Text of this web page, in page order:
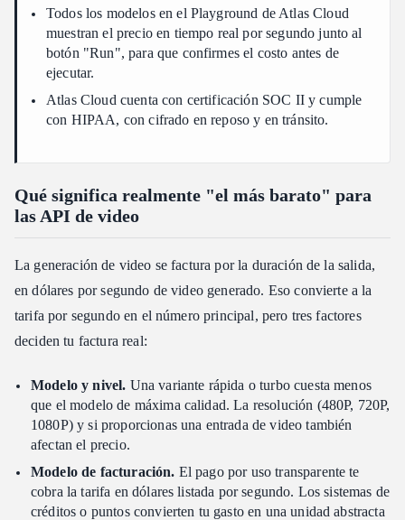
Todos los modelos en el Playground de Atlas Cloud
muestran el precio en tiempo real por segundo junto al
botón "Run", para que confirmes el costo antes de
ejecutar.
Atlas Cloud cuenta con certificación SOC II y cumple
con HIPAA, con cifrado en reposo y en tránsito.
Qué significa realmente "el más barato" para
las API de video
La generación de video se factura por la duración de la salida,
en dólares por segundo de video generado. Eso convierte a la
tarifa por segundo en el número principal, pero tres factores
deciden tu factura real:
Modelo y nivel. Una variante rápida o turbo cuesta menos
que el modelo de máxima calidad. La resolución (480P, 720P,
1080P) y si proporcionas una entrada de video también
afectan el precio.
Modelo de facturación. El pago por uso transparente te
cobra la tarifa en dólares listada por segundo. Los sistemas de
créditos o puntos convierten tu gasto en una unidad abstracta